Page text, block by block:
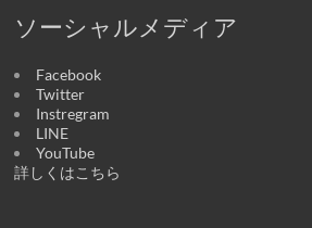
ソーシャルメディア
Facebook
Twitter
Instregram
LINE
YouTube
詳しくはこちら